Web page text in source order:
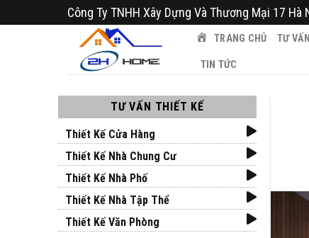
qua
Công Ty TNHH Xây Dựng Và Thương Mại 17 Hà
TRANG CHỦ TƯ
TIN TỨC
TƯ VẤN THIẾT KẾ
Thiết Kế Cửa Hàng
Thiết Kế Nhà Chung Cư
Thiết Kế Nhà Phố
Thiết Kế Nhà Tập Thể
Thiết Kế Văn Phòng